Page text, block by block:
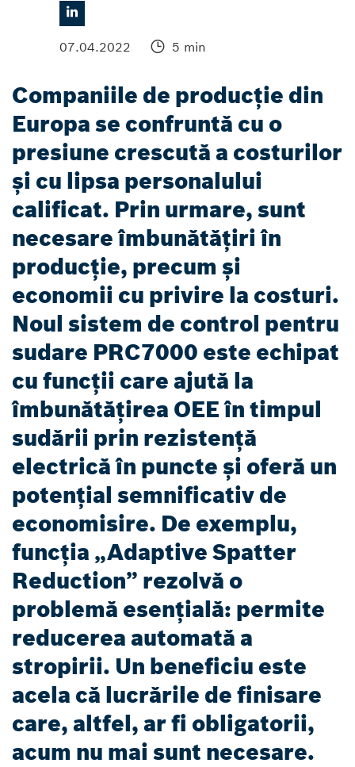
07.04.2022 5 min
Companiile de producție din
Europa se confruntă cu o
presiune crescută a costurilor
și cu lipsa personalului
calificat. Prin urmare, sunt
necesare îmbunătățiri în
producție, precum și
economii cu privire la costuri.
Noul sistem de control pentru
sudare PRC7000 este echipat
cu funcții care ajută la
îmbunătățirea OEE în timpul
sudării prin rezistență
electrică în puncte și oferă un
potențial semnificativ de
economisire. De exemplu,
funcția „Adaptive Spatter
Reduction” rezolvă o
problemă esențială: permite
reducerea automată a
stropirii. Un beneficiu este
acela că lucrările de finisare
care, altfel, ar fi obligatorii,
acum nu mai sunt necesare.